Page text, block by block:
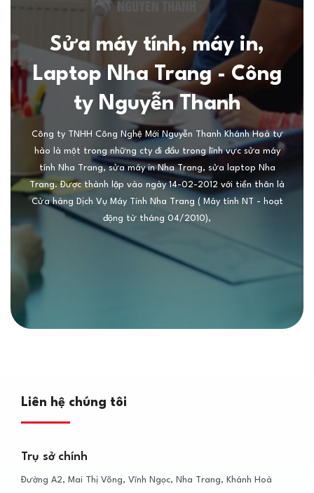
Sửa máy tính, máy in,
Laptop Nha Trang - Công
ty Nguyễn Thanh
Công ty TNHH Công Nghệ Mới Nguyễn Thanh Khánh Hoà tự
hào là một trong những cty đi đầu trong lĩnh vực sửa máy
tính Nha Trang, sửa máy in Nha Trang, sửa laptop Nha
Trang. Được thành lập vào ngày 14-02-2012 với tiền thân là
Cửa hàng Dịch Vụ Máy Tính Nha Trang ( Máy tính NT - hoạt
động từ tháng 04/2010),
Liên hệ chúng tôi
Trụ sở chính
Đường A2, Mai Thị Võng, Vĩnh Ngọc, Nha Trang, Khánh Hoà